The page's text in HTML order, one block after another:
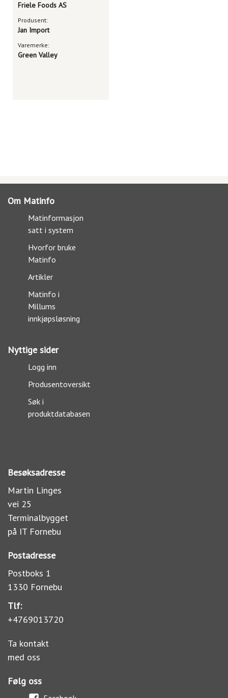
Friele Foods AS
Produsent:
Jan Import
Varemerke:
Green Valley
Om Matinfo
Matinformasjon
satt i system
Hvorfor bruke
Matinfo
Artikler
Matinfo i
Millums
innkjøpsløsning
Nyttige sider
Logg inn
Produsentoversikt
Søk i
produktdatabasen
Besøksadresse
Martin Linges
vei 25
Terminalbygget
på IT Fornebu
Postadresse
Postboks 1
1330 Fornebu
Tlf:
+4769013720
Ta kontakt
med oss
Følg oss